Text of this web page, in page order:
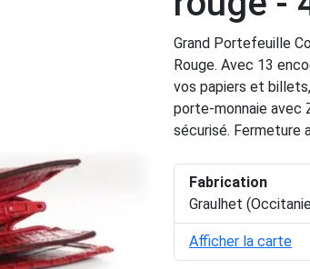
Grand Portefeuille
Rouge. Avec 13
vos papiers et
porte-monnaie avec
sécurisé. Fermeture
Fabrication
Graulhet
Afficher la carte